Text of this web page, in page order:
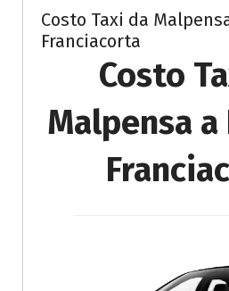
Costo Taxi da
Franciacorta
Costo
Malpensa a